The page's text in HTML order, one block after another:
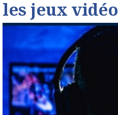
les jeux vidéo